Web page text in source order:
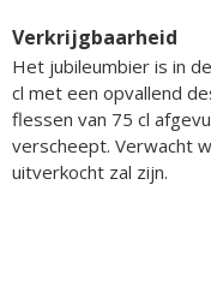
Verkrijgbaarheid
Het jubileumbier is in
cl met een opvallend
flessen van 75 cl
verscheept. Verwacht
uitverkocht zal zijn.